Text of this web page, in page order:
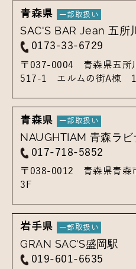
青森県
SAC'S BAR Jean 五所
0173-33-6729
〒037-0004 青森県五所
517-1 エルムの街A棟
青森県
NAUGHTIAM 青森ラビ
017-718-5852
〒038-0012 青森県青
3F
岩手県
GRAN SAC'S盛岡駅
019-601-6635